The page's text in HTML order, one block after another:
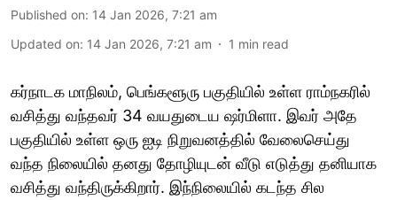
Published on: 14 Jan 2026, 7:21 am
Updated on: 14 Jan 2026, 7:21 am 1 min read
கர்நாடக மாநிலம், பெங்களூரு பகுதியில் உள்ள ராம்நகரில்
வசித்து வந்தவர் 34 வயதுடைய ஷர்மிளா. இவர் அதே
பகுதியில் உள்ள ஒரு ஐடி நிறுவனத்தில் வேலைசெய்து
வந்த நிலையில் தனது தோழியுடன் வீடு எடுத்து தனியாக
வசித்து வந்திருக்கிறார். இந்நிலையில் கடந்த சில